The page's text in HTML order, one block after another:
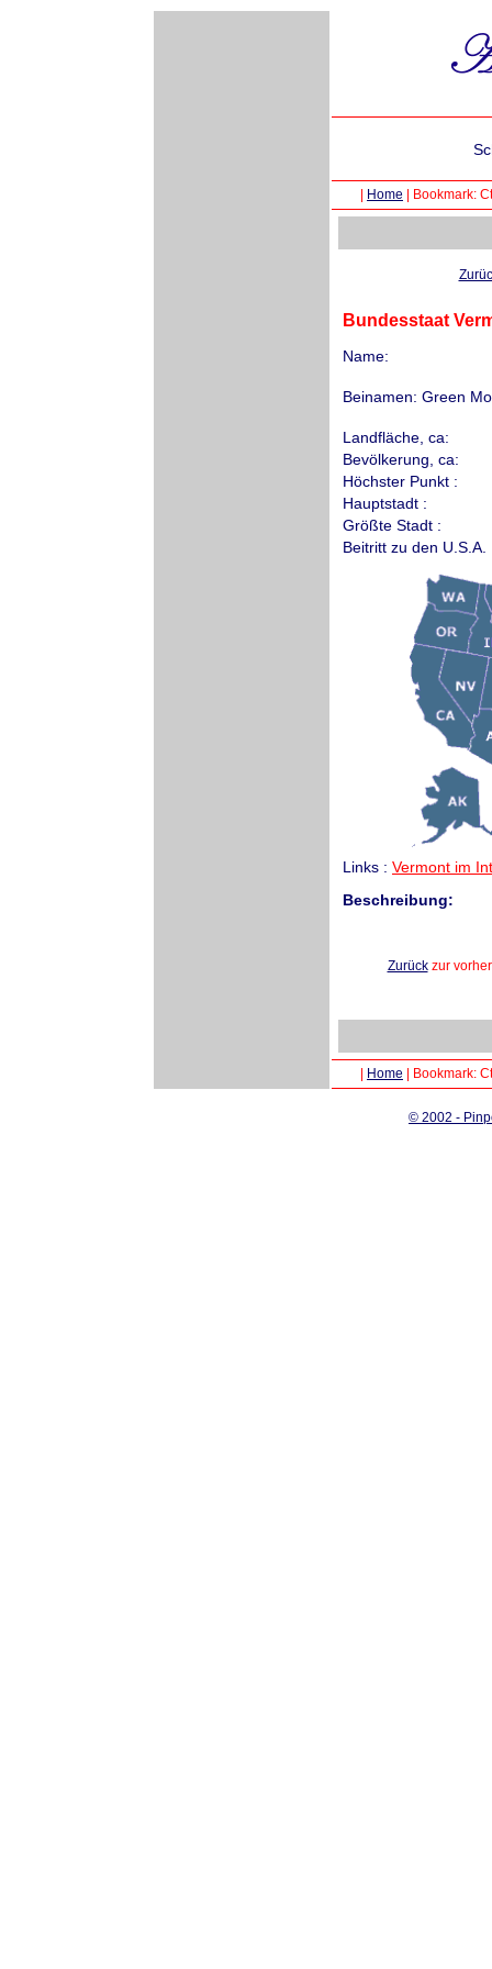
Home Bookmark:
Bundesstaat
Name:
Beinamen: Green
Landfläche, ca:
Bevölkerung, ca:
Höchster Punkt :
Hauptstadt :
Größte Stadt :
Beitritt zu den U.S.A.
Links : Vermont im
Beschreibung:
Zurückzur
Home Bookmark:
© 2002 -